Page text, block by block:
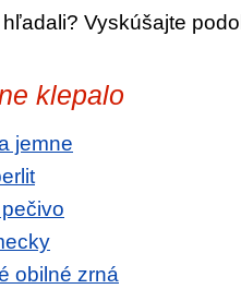
Vyskúšajte
klepalo
jemne
obilné zrná